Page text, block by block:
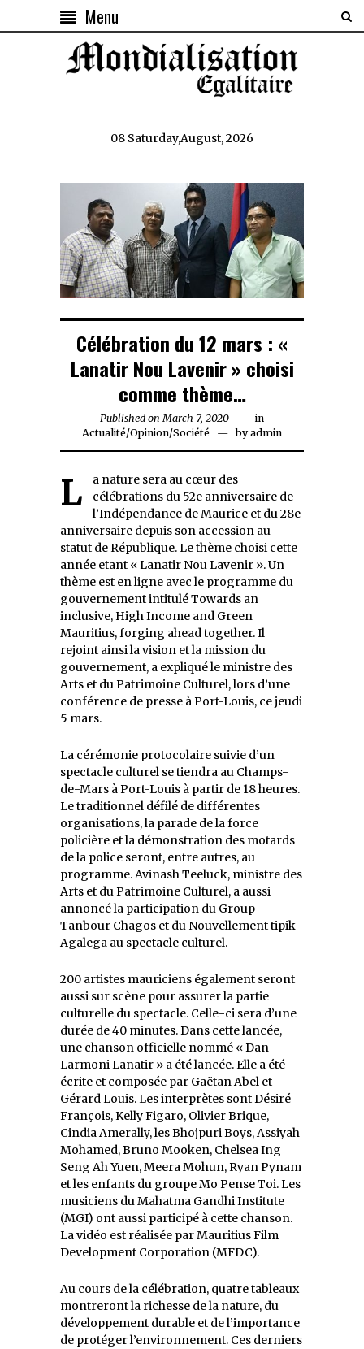
Menu
08 Saturday,August, 2026
Célébration du 12 mars : «
Lanatir Nou Lavenir » choisi
comme thème…
Published on March 7, 2020 March
7,
2020
in
Actualité/Opinion/Société byadmin
La nature sera au cœur des
célébrations du 52e anniversaire de
l’Indépendance de Maurice et du 28e
anniversaire depuis son accession au
statut de République. Le thème choisi cette
année etant « Lanatir Nou Lavenir ». Un
thème est en ligne avec le programme du
gouvernement intitulé Towards an
inclusive, High Income and Green
Mauritius, forging ahead together. Il
rejoint ainsi la vision et la mission du
gouvernement, a expliqué le ministre des
Arts et du Patrimoine Culturel, lors d’une
conférence de presse à Port-Louis, ce jeudi
5 mars.
La cérémonie protocolaire suivie d’un
spectacle culturel se tiendra au Champs-
de-Mars à Port-Louis à partir de 18 heures.
Le traditionnel défilé de différentes
organisations, la parade de la force
policière et la démonstration des motards
de la police seront, entre autres, au
programme. Avinash Teeluck, ministre des
Arts et du Patrimoine Culturel, a aussi
annoncé la participation du Group
Tanbour Chagos et du Nouvellement tipik
Agalega au spectacle culturel.
200 artistes mauriciens également seront
aussi sur scène pour assurer la partie
culturelle du spectacle. Celle-ci sera d’une
durée de 40 minutes. Dans cette lancée,
une chanson officielle nommé « Dan
Larmoni Lanatir » a été lancée. Elle a été
écrite et composée par Gaëtan Abel et
Gérard Louis. Les interprètes sont Désiré
François, Kelly Figaro, Olivier Brique,
Cindia Amerally, les Bhojpuri Boys, Assiyah
Mohamed, Bruno Mooken, Chelsea Ing
Seng Ah Yuen, Meera Mohun, Ryan Pynam
et les enfants du groupe Mo Pense Toi. Les
musiciens du Mahatma Gandhi Institute
(MGI) ont aussi participé à cette chanson.
La vidéo est réalisée par Mauritius Film
Development Corporation (MFDC).
Au cours de la célébration, quatre tableaux
montreront la richesse de la nature, du
développement durable et de l’importance
de protéger l’environnement. Ces derniers